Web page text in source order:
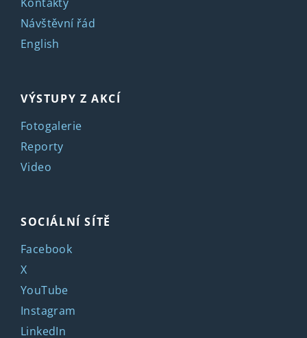
Návštěvní řád
English
VÝSTUPY Z AKCÍ
Fotogalerie
Reporty
Video
SOCIÁLNÍ SÍTĚ
Facebook
X
YouTube
Instagram
LinkedIn